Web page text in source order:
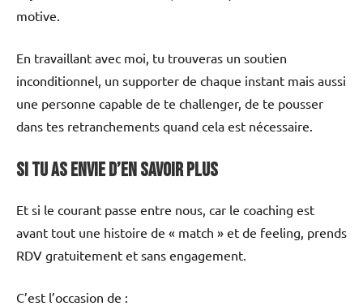
motive.
En travaillant avec moi, tu trouveras un soutien
inconditionnel, un supporter de chaque instant mais aussi
une personne capable de te challenger, de te pousser
dans tes retranchements quand cela est nécessaire.
Si tu as envie d’en savoir plus
Et si le courant passe entre nous, car le coaching est
avant tout une histoire de « match » et de feeling, prends
RDV gratuitement et sans engagement.
C’est l’occasion de :